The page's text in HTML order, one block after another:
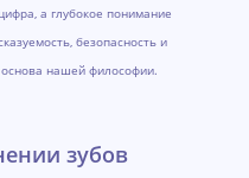
а глубокое понимание
безопасность и
нашей философии.
зубов